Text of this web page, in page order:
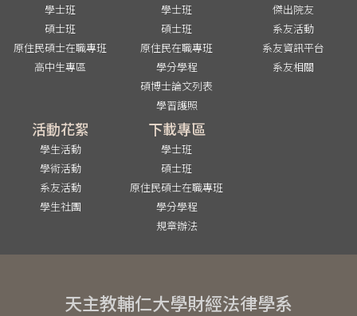
學士班
碩士班
原住民碩士在職專班
高中生專區
學士班
碩士班
原住民在職專班
學分學程
碩博士論文列表
學習護照
傑出院友
系友活動
系友資訊平台
系友相關
活動花絮
學生活動
學術活動
系友活動
學生社團
下載專區
學士班
碩士班
原住民碩士在職專班
學分學程
規章辦法
天主教輔仁大學財經法律學系